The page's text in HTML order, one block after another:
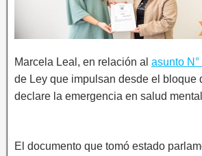
Marcela Leal, en relación al asunto
de Ley que impulsan desde el bloque
declare la emergencia en salud
El documento que tomó estado